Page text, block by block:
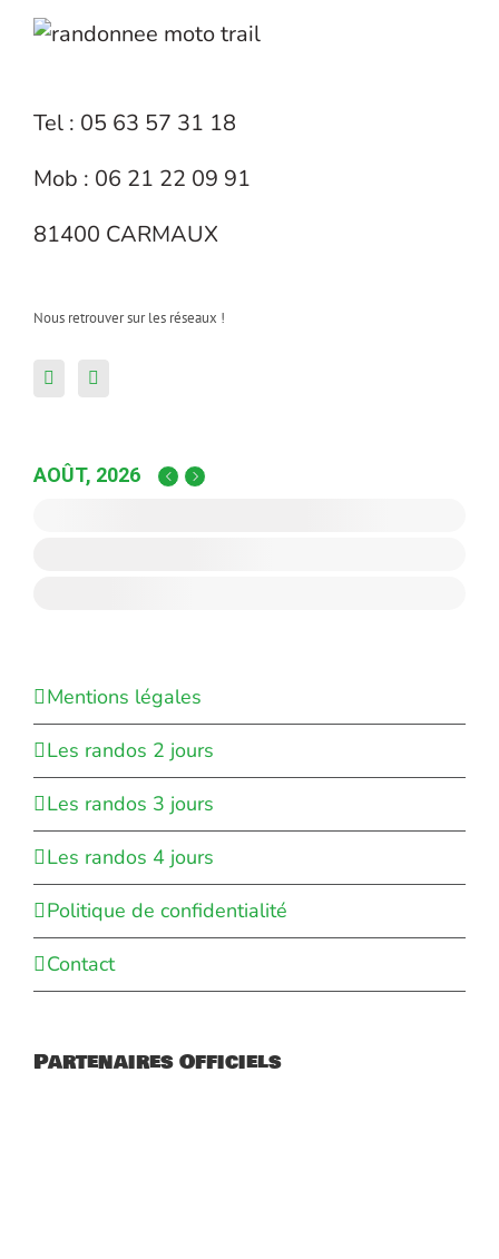
Tel : 05 63 57 31 18
Mob : 06 21 22 09 91
81400 CARMAUX
Nous retrouver sur les réseaux !
AOÛT, 2026
Mentions légales
Les randos 2 jours
Les randos 3 jours
Les randos 4 jours
Politique de confidentialité
Contact
Partenaires Officiels